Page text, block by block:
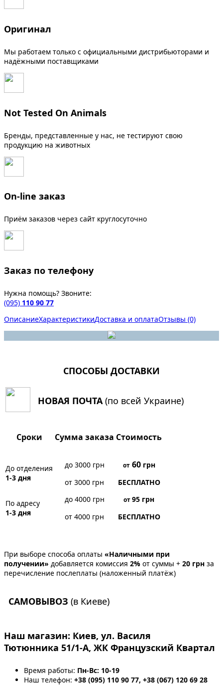
Оригинал
Мы работаем только с официальными дистрибьюторами и
надёжными поставщиками
Not Tested On Animals
Бренды, представленные у нас, не тестируют свою
продукцию на животных
On-line заказ
Приём заказов через сайт круглосуточно
Заказ по телефону
Нужна помощь? Звоните:
(095) 110 90 77
ОписаниеХарактеристикиДоставка и оплатаОтзывы (0)
СПОСОБЫ ДОСТАВКИ
НОВАЯ ПОЧТА(по всей Украине)
Сроки Сумма заказа Стоимость
До отделения
1-3 дня
до 3000 грн от60грн
от 3000 грн
БЕСПЛАТНО
По адресу
1-3 дня
до 4000 грн от95 грн
от 4000 грн
БЕСПЛАТНО
При выборе способа оплаты «Наличными при
получении» добавляется комиссия 2% от суммы + 20 грн за
перечисление послеплаты (наложенный платёж)
САМОВЫВОЗ (в Киеве)
Наш магазин: Киев, ул. Василя
Тютюнника 51/1-А, ЖК Французский Квартал
Время работы: Пн-Вс: 10-19
Наш телефон: +38 (095) 110 90 77, +38 (067) 120 69 28